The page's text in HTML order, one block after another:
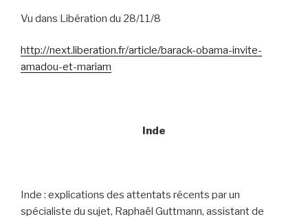
Vu dans Libération du 28/11/8
http://next.liberation.fr/article/barack-obama-invite-
amadou-et-mariam
Inde
Inde : explications des attentats récents par un
spécialiste du sujet, Raphaël Guttmann, assistant de